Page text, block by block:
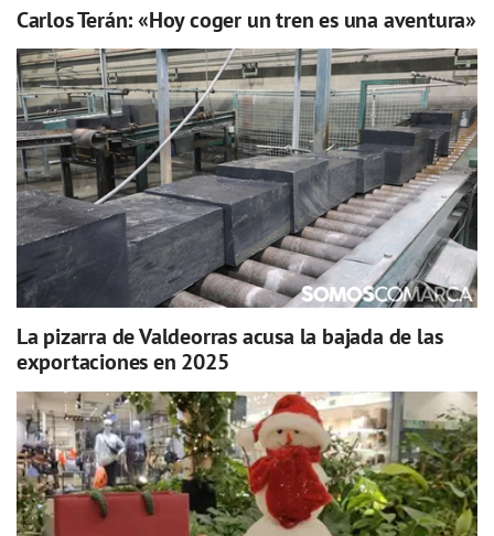
Carlos Terán: «Hoy coger un tren es una aventura»
La pizarra de Valdeorras acusa la bajada de las
exportaciones en 2025